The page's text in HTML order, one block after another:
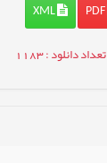
XML
تعداد دانلود: 1183